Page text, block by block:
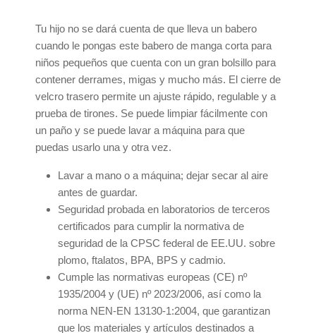
Tu hijo no se dará cuenta de que lleva un babero
cuando le pongas este babero de manga corta para
niños pequeños que cuenta con un gran bolsillo para
contener derrames, migas y mucho más. El cierre de
velcro trasero permite un ajuste rápido, regulable y a
prueba de tirones. Se puede limpiar fácilmente con
un paño y se puede lavar a máquina para que
puedas usarlo una y otra vez.
Lavar a mano o a máquina; dejar secar al aire
antes de guardar.
Seguridad probada en laboratorios de terceros
certificados para cumplir la normativa de
seguridad de la CPSC federal de EE.UU. sobre
plomo, ftalatos, BPA, BPS y cadmio.
Cumple las normativas europeas (CE) nº
1935/2004 y (UE) nº 2023/2006, así como la
norma NEN-EN 13130-1:2004, que garantizan
que los materiales y artículos destinados a